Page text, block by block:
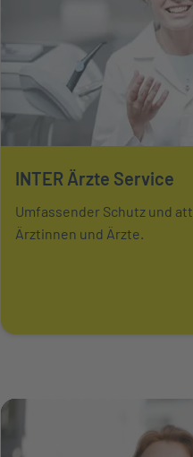
INTER Ärzte Service
Umfassender Schutz und
Ärztinnen und Ärzte.
Mehr über erfahren
Weiter zu PKV-Wissen